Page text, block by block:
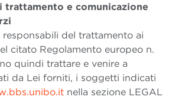
trattamento e comunicazione
responsabili del trattamento ai
citato Regolamento europeo n.
quindi trattare e venire a
da Lei forniti, i soggetti indicati
nella sezione LEGAL